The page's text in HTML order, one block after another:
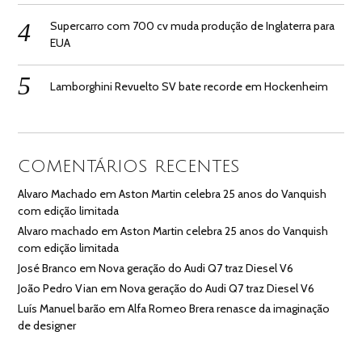
Supercarro com 700 cv muda produção de Inglaterra para
EUA
Lamborghini Revuelto SV bate recorde em Hockenheim
COMENTÁRIOS RECENTES
Alvaro Machado emAston Martin celebra 25 anos do Vanquish
com edição limitada
Alvaro machado emAston Martin celebra 25 anos do Vanquish
com edição limitada
José Branco emNova geração do Audi Q7 traz Diesel V6
João Pedro Vian emNova geração do Audi Q7 traz Diesel V6
Luís Manuel barão emAlfa Romeo Brera renasce da imaginação
de designer